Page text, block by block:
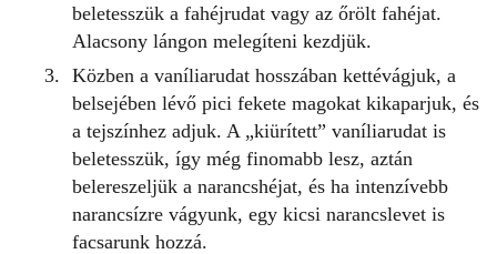
beletesszük a fahéjrudat vagy az őrölt fahéjat.
Alacsony lángon melegíteni kezdjük.
Közben a vaníliarudat hosszában kettévágjuk, a
belsejében lévő pici fekete magokat kikaparjuk, és
a tejszínhez adjuk. A „kiürített” vaníliarudat is
beletesszük, így még finomabb lesz, aztán
belereszeljük a narancshéjat, és ha intenzívebb
narancsízre vágyunk, egy kicsi narancslevet is
facsarunk hozzá.